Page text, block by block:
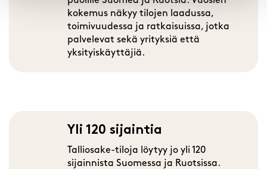
kokemus näkyy tilojen laadussa,
toimivuudessa ja ratkaisuissa, jotka
palvelevat sekä yrityksiä että
yksityiskäyttäjiä.
Yli 120 sijaintia
Talliosake-tiloja löytyy jo yli 120
sijainnista Suomessa ja Ruotsissa.